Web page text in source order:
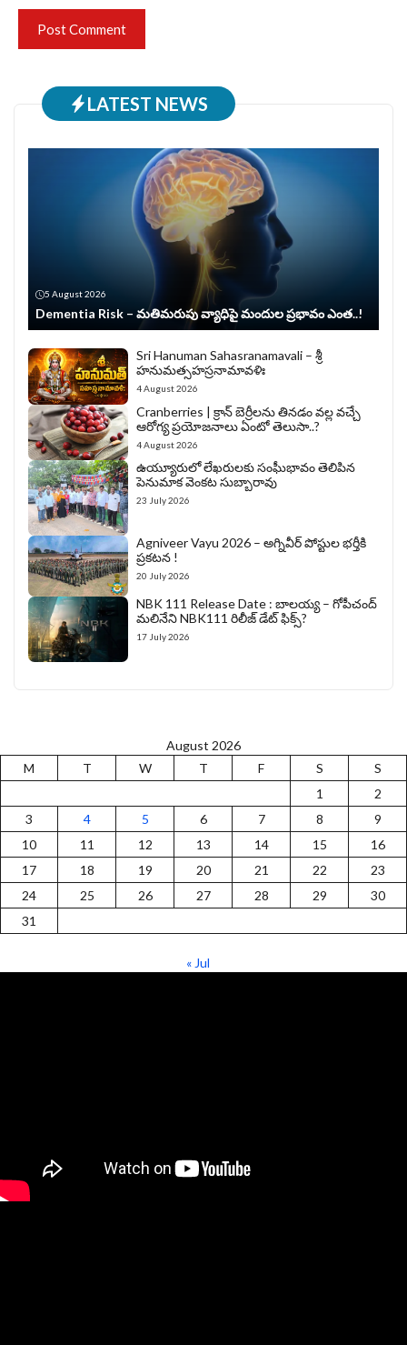
LATEST NEWS
5 August 2026
Dementia Risk – మతిమరుపు వ్యాధిపై మందుల ప్రభావం ఎంత..!
Sri Hanuman Sahasranamavali – శ్రీ
హనుమత్సహస్రనామావళిః
4 August 2026
Cranberries | క్రాన్ బెర్రీల‌ను తిన‌డం వ‌ల్ల వచ్చే
ఆరోగ్య ప్రయోజనాలు ఏంటో తెలుసా..?
4 August 2026
ఉయ్యూరులో లేఖరులకు సంఘీభావం తెలిపిన
పెనుమాక వెంకట సుబ్బారావు
23 July 2026
Agniveer Vayu 2026 – అగ్నివీర్‌ పోస్టుల భర్తీకి
ప్రకటన !
20 July 2026
NBK 111 Release Date : బాలయ్య – గోపీచంద్
మలినేని NBK111 రిలీజ్ డేట్ ఫిక్స్?
17 July 2026
August 2026
M
T W T F S
S
1
2
3
4 5 6 7 8
9
10
11 12 13 14 15
16
17
18 19 20 21 22
23
24
25 26 27 28 29
30
31
« Jul